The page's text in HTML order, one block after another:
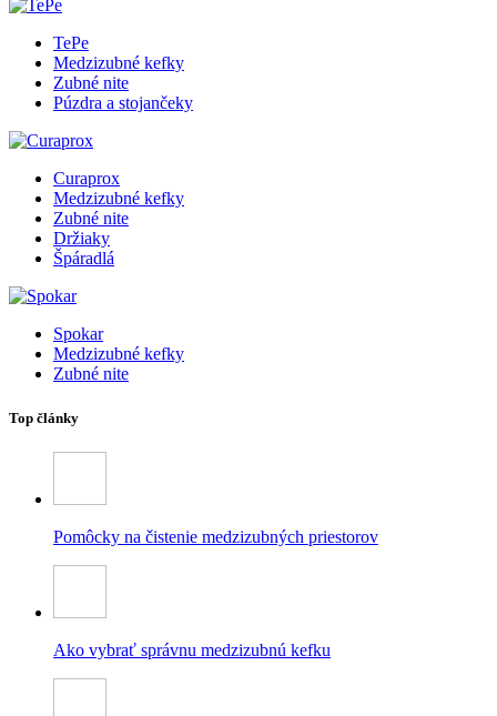
TePe
Medzizubné kefky
Zubné nite
Púzdra a stojančeky
Curaprox
Medzizubné kefky
Zubné nite
Držiaky
Špáradlá
Spokar
Medzizubné kefky
Zubné nite
Top články
Pomôcky na čistenie medzizubných priestorov
Ako vybrať správnu medzizubnú kefku